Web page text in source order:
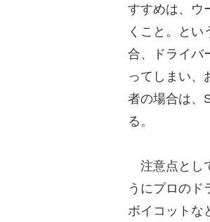
すすめは、ウ
くこと。とい
合、ドライバ
ってしまい、
者の場合は、
る。
注意点とし
うにプロのド
ボイコットな